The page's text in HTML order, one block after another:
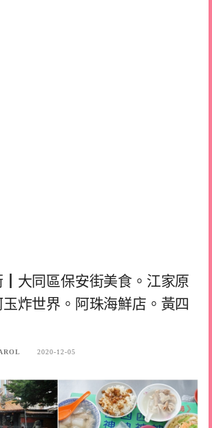
┃大同區保安街美食。江家原
炸世界。阿珠海鮮店。黃四
2020-12-05